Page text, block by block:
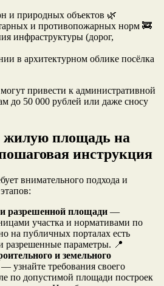
и природных объектов 🌿
и противопожарных норм 🚒
инфраструктуры (дорог,
в архитектурном облике посёлка
привести к административной
до 50 000 рублей или даже сносу
площадь на
инструкция
внимательного подхода и
разрешенной площади —
участка и нормативами по
на публичных порталах есть
разрешенные параметры. 📍
и земельного
— узнайте требования своего
по допустимой площади построек